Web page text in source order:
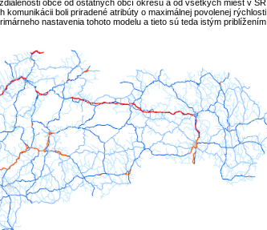
obce od ostatných obcí okresu a od všetkých miest v
boli priradené atribúty o maximálnej povolenej
nastavenia tohoto modelu a tieto sú teda istým priblížením